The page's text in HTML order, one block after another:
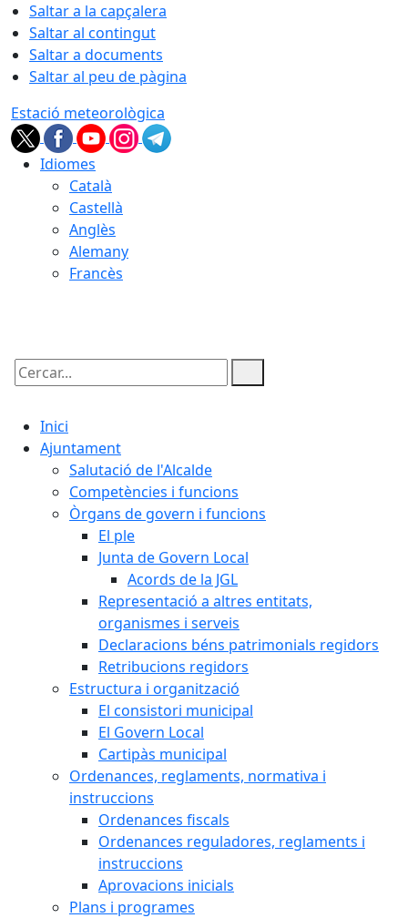
Saltar a la capçalera
Saltar al contingut
Saltar a documents
Saltar al peu de pàgina
Estació meteorològica
Idiomes
Català
Castellà
Anglès
Alemany
Francès
Cercar:
Inici
Ajuntament
Salutació de l'Alcalde
Competències i funcions
Òrgans de govern i funcions
El ple
Junta de Govern Local
Acords de la JGL
Representació a altres entitats,
organismes i serveis
Declaracions béns patrimonials regidors
Retribucions regidors
Estructura i organització
El consistori municipal
El Govern Local
Cartipàs municipal
Ordenances, reglaments, normativa i
instruccions
Ordenances fiscals
Ordenances reguladores, reglaments i
instruccions
Aprovacions inicials
Plans i programes